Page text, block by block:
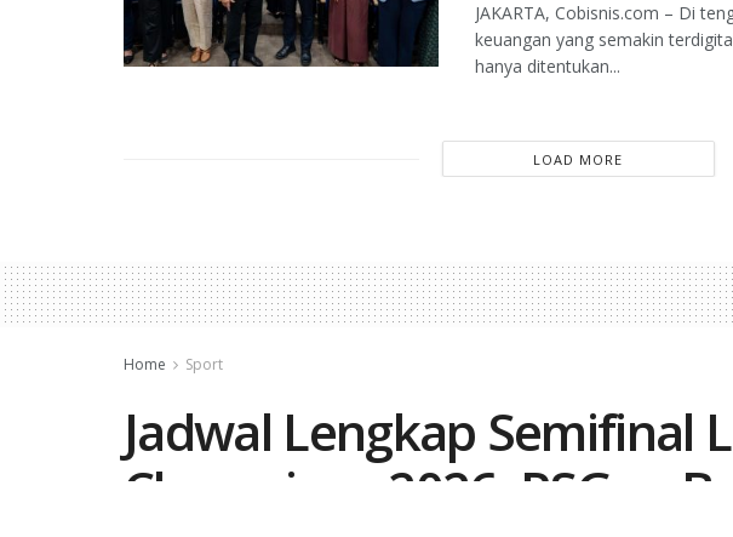
JAKARTA, Cobisnis.com – Di
keuangan yang semakin
hanya ditentukan...
LOAD MORE
Home Sport
Jadwal Lengkap Semifinal
Champions 2026: PSG vs